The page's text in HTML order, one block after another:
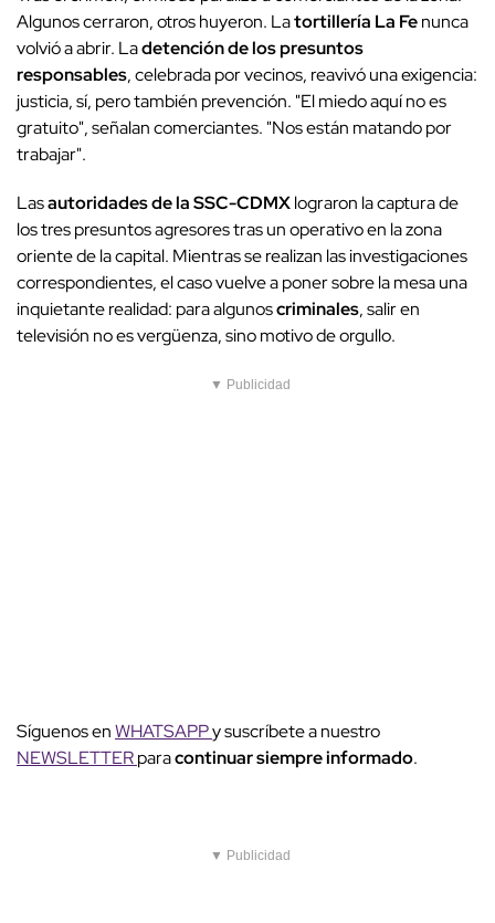
Algunos cerraron, otros huyeron. Latortillería La Fenunca
volvió a abrir. Ladetención de los presuntos
responsables, celebrada por vecinos, reavivó una exigencia:
justicia, sí, pero también prevención. "El miedo aquí no es
gratuito", señalan comerciantes. "Nos están matando por
trabajar".
Lasautoridades de la SSC-CDMXlograron la captura de
los tres presuntos agresores tras un operativo en la zona
oriente de la capital. Mientras se realizan las investigaciones
correspondientes, el caso vuelve a poner sobre la mesa una
inquietante realidad: para algunoscriminales, salir en
televisión no es vergüenza, sino motivo de orgullo.
▼ Publicidad
Síguenos enWHATSAPPy suscríbete a nuestro
NEWSLETTERparacontinuar siempre informado.
▼ Publicidad